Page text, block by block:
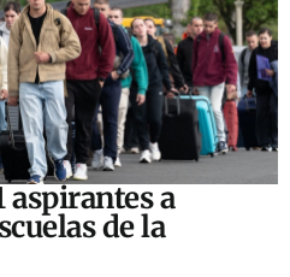
aspirantes a
de la